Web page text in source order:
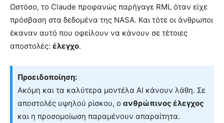
Ωστόσο, το Claude προφανώς παρήγαγε RML όταν είχε
πρόσβαση στα δεδομένα της NASA. Και τότε οι άνθρωποι
έκαναν αυτό που οφείλουν να κάνουν σε τέτοιες
αποστολές: έλεγχο.
Προειδοποίηση:
Ακόμη και τα καλύτερα μοντέλα AI κάνουν λάθη. Σε
αποστολές υψηλού ρίσκου, ο ανθρώπινος έλεγχος
και η προσομοίωση παραμένουν απαραίτητα.